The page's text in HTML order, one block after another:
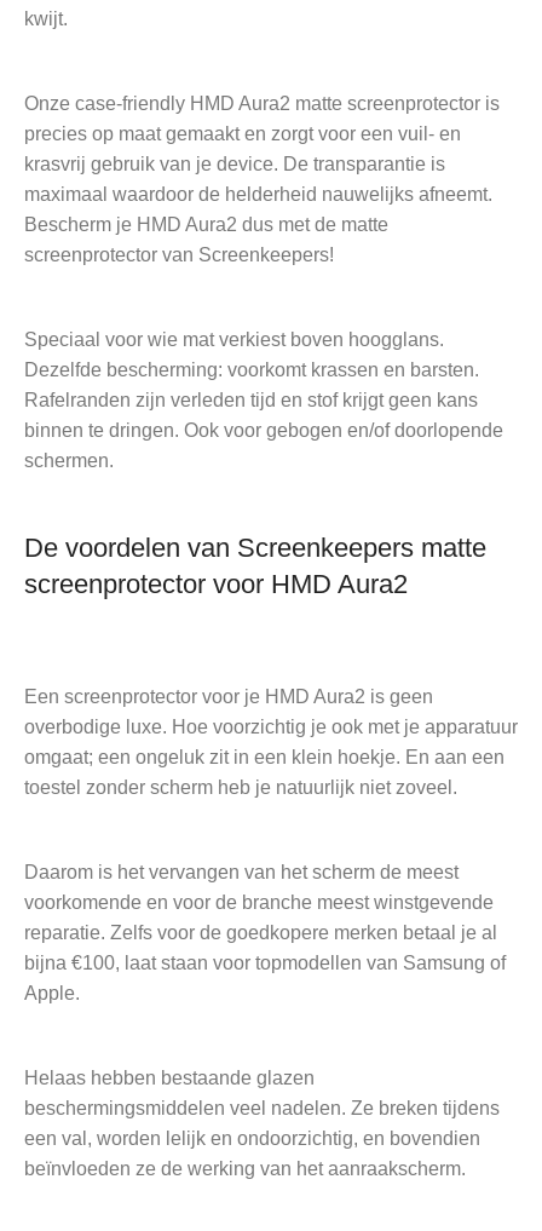
kwijt.
Onze case-friendly HMD Aura2 matte screenprotector is
precies op maat gemaakt en zorgt voor een vuil- en
krasvrij gebruik van je device. De transparantie is
maximaal waardoor de helderheid nauwelijks afneemt.
Bescherm je HMD Aura2 dus met de matte
screenprotector van Screenkeepers!
Speciaal voor wie mat verkiest boven hoogglans.
Dezelfde bescherming: voorkomt krassen en barsten.
Rafelranden zijn verleden tijd en stof krijgt geen kans
binnen te dringen. Ook voor gebogen en/of doorlopende
schermen.
De voordelen van Screenkeepers matte
screenprotector voor HMD Aura2
Een screenprotector voor je HMD Aura2 is geen
overbodige luxe. Hoe voorzichtig je ook met je apparatuur
omgaat; een ongeluk zit in een klein hoekje. En aan een
toestel zonder scherm heb je natuurlijk niet zoveel.
Daarom is het vervangen van het scherm de meest
voorkomende en voor de branche meest winstgevende
reparatie. Zelfs voor de goedkopere merken betaal je al
bijna €100, laat staan voor topmodellen van Samsung of
Apple.
Helaas hebben bestaande glazen
beschermingsmiddelen veel nadelen. Ze breken tijdens
een val, worden lelijk en ondoorzichtig, en bovendien
beïnvloeden ze de werking van het aanraakscherm.